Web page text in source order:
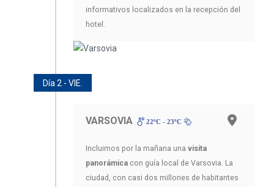
informativos localizados en la recepción del
hotel.
Día 2 - VIE.
VARSOVIA 22ºC - 23ºC
Incluimos por la mañana una visita
panorámica con guía local de Varsovia. La
ciudad, con casi dos millones de habitantes